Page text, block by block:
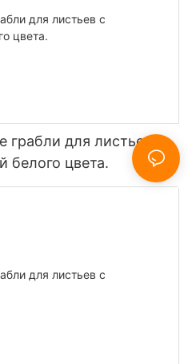
грабли для листьев с
белого цвета.